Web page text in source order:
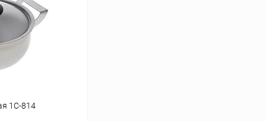
К сравнению
В наличии
1С-814